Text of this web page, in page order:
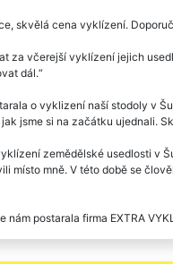
skvělá cena vyklízení.
za včerejší vyklízení jejich
dál.
o vyklizení naší stodoly v
jsme si na začátku ujednali.
zemědělské usedlosti v
místo mně. V této době se
postarala firma EXTRA